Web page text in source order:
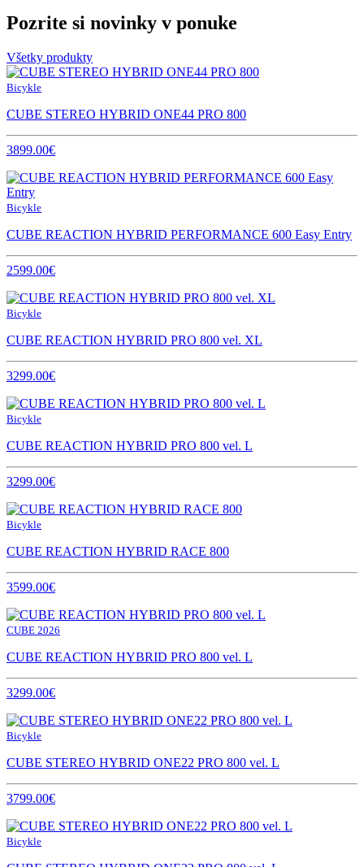
Pozrite si novinky v ponuke
Všetky produkty
Bicykle
CUBE STEREO HYBRID ONE44 PRO 800
3899.00€
Bicykle
CUBE REACTION HYBRID PERFORMANCE 600 Easy Entry
2599.00€
Bicykle
CUBE REACTION HYBRID PRO 800 vel. XL
3299.00€
Bicykle
CUBE REACTION HYBRID PRO 800 vel. L
3299.00€
Bicykle
CUBE REACTION HYBRID RACE 800
3599.00€
CUBE 2026
CUBE REACTION HYBRID PRO 800 vel. L
3299.00€
Bicykle
CUBE STEREO HYBRID ONE22 PRO 800 vel. L
3799.00€
Bicykle